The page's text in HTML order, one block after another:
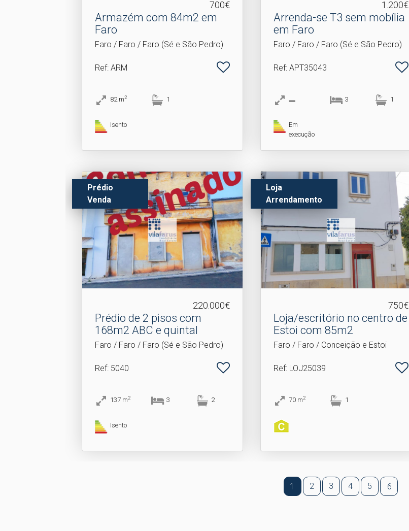
700€
Armazém com 84m2 em
Faro
Faro / Faro / Faro (Sé e São Pedro)
Ref: ARM
82 m2 1
Isento
1.200€
Arrenda-se T3 sem mobília
em Faro
Faro / Faro / Faro (Sé e São Pedro)
Ref: APT35043
3 1
Em
execução
Prédio
Venda
220.000€
Prédio de 2 pisos com
168m2 ABC e quintal
Faro / Faro / Faro (Sé e São Pedro)
Ref: 5040
137 m2 3 2
Isento
Loja
Arrendamento
750€
Loja/escritório no centro de
Estoi com 85m2
Faro / Faro / Conceição e Estoi
Ref: LOJ25039
70 m2 1
1 2 3 4 5 6